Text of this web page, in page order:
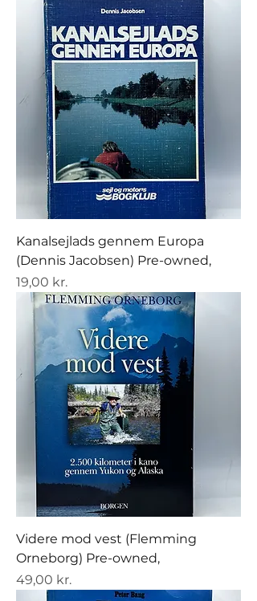
Kanalsejlads gennem Europa
(Dennis Jacobsen) Pre-owned,
Pris
19,00 kr.
Videre mod vest (Flemming
Orneborg) Pre-owned,
Pris
49,00 kr.